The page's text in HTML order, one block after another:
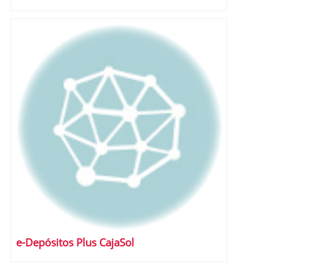
e-Depósitos Plus CajaSol